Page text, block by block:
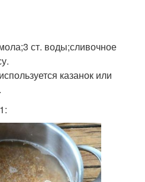
ст. воды;сливочное
казанок или